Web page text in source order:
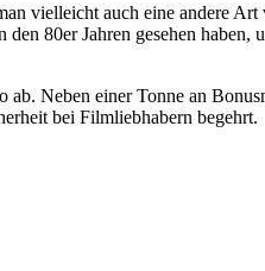
vielleicht auch eine andere
80er Jahren gesehen haben,
Neben einer Tonne an
bei Filmliebhabern begehrt.